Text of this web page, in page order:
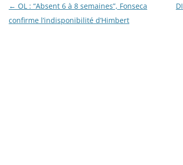
Post
navigation
← OL : “Absent 6 à 8 semaines”, Fonseca
confirme l’indisponibilité d’Himbert